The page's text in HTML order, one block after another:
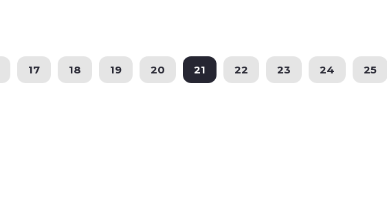
17 18 19 20 21 22 23 24 25